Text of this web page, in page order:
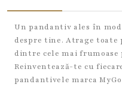
Un pandantiv ales în
despre tine. Atrage
dintre cele mai frumoase
Reinventează-te cu
pandantivele marca